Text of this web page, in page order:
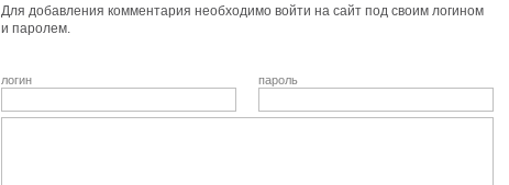
Для добавления комментария необходимо войти на сайт под своим логином
и паролем.
логин пароль